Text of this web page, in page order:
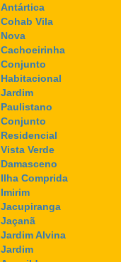
Antártica
Cohab Vila
Nova
Cachoeirinha
Conjunto
Habitacional
Jardim
Paulistano
Conjunto
Residencial
Vista Verde
Damasceno
Ilha Comprida
Imirim
Jacupiranga
Jaçanã
Jardim Alvina
Jardim